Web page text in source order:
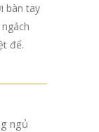
bàn tay
để.
ngủ